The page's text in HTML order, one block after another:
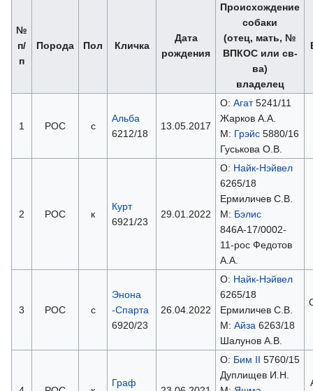
№
п/
п
Порода Пол Кличка
Дата
рождения
Происхождение
собаки
(отец, мать, №
ВПКОС или св-
ва)
владелец
1 РОС с
Альба
6212/18
13.05.2017
О: Агат5241/11
Жарков А.А.
М: Грэйс5880/16
Гуськова О.В.
2 РОС к
Курт
6921/23
29.01.2022
О: Найк-Нэйвел
6265/18
Ермиличев С.В.
М: Бэлис
846А-17/0002-
11-рос Федотов
А.А.
3 РОС с
Энона
-Спарта
6920/23
26.04.2022
О: Найк-Нэйвел
6265/18
Ермиличев С.В.
М: Айза 6263/18
Шалунов А.В.
Граф
О: Бим II 5760/15
Дуплищев И.Н.